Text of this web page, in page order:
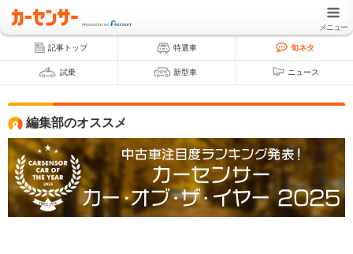
メニュー
記事トップ 特選車 旬ネタ
試乗 新型車 ニュース
編集部のオススメ